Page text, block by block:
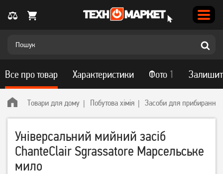
Товари для дому Побутова хімія Засоби для прибирання
Універсальний мийний засіб
ChanteClair Sgrassatore Марсельське
мило
Все про товар Характеристики Фото 1